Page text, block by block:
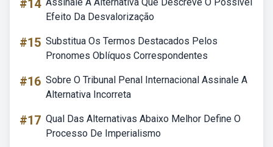
#14
Efeito Da Desvalorização
#15 Substitua Os Termos Destacados Pelos
Pronomes Oblíquos Correspondentes
#16 Sobre O Tribunal Penal Internacional Assinale A
Alternativa Incorreta
#17 Qual Das Alternativas Abaixo Melhor Define O
Processo De Imperialismo